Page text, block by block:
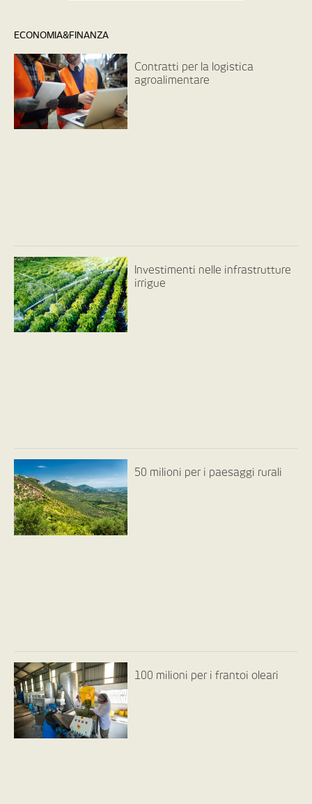
ECONOMIA&FINANZA
Contratti per la logistica
agroalimentare
Investimenti nelle infrastrutture
irrigue
50 milioni per i paesaggi rurali
100 milioni per i frantoi oleari